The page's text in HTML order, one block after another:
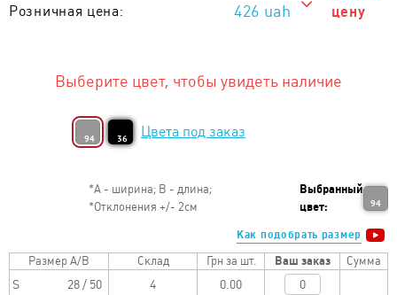
Розничная цена: 426 uah
цену
Выберите цвет, чтобы увидеть наличие
94 36 Цвета под заказ
*А - ширина; B - длина;
*Отклонения +/- 2см
Выбранный
цвет:
94
Как подобрать размер
Размер A/B Склад Грн за шт. Ваш заказ Сумма
S 28 / 50 0.00